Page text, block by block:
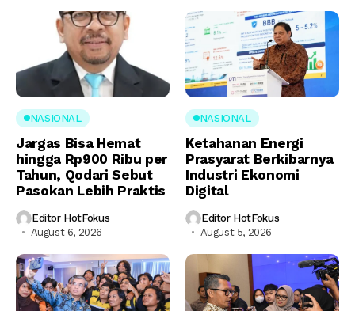
NASIONAL
Jargas Bisa Hemat
hingga Rp900 Ribu per
Tahun, Qodari Sebut
Pasokan Lebih Praktis
Editor HotFokus
August 6, 2026
NASIONAL
Ketahanan Energi
Prasyarat Berkibarnya
Industri Ekonomi
Digital
Editor HotFokus
August 5, 2026